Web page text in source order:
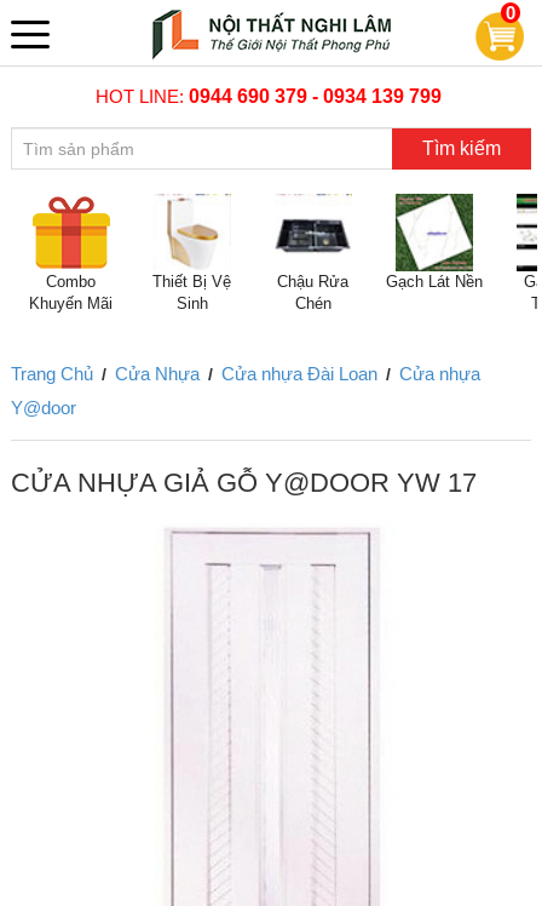
0
HOT LINE:0944 690 379 - 0934 139 799
Tìm kiếm
Combo
Khuyến Mãi
Thiết Bị Vệ
Sinh
Chậu Rửa
Chén
Gạch Lát Nền
Trang Chủ / Cửa Nhựa / Cửa nhựa Đài Loan / Cửa nhựa
Y@door
CỬA NHỰA GIẢ GỖ Y@DOOR YW 17